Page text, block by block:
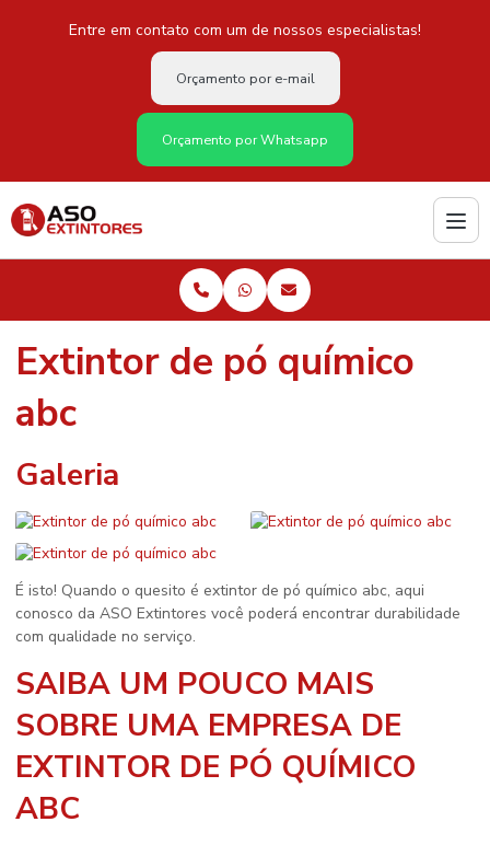
Entre em contato com um de nossos especialistas!
Orçamento por e-mail
Orçamento por Whatsapp
Extintor de pó químico
abc
Galeria
É isto! Quando o quesito é extintor de pó químico abc, aqui
conosco da ASO Extintores você poderá encontrar durabilidade
com qualidade no serviço.
SAIBA UM POUCO MAIS
SOBRE UMA EMPRESA DE
EXTINTOR DE PÓ QUÍMICO
ABC